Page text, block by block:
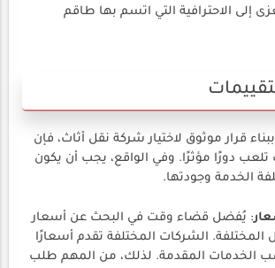
إلى الاحترافية التي اتسم بها طاقم
قرار موثوق لاختيار شركة نقل أثاث، فإن
تلعب دورًا مؤثرًا. وفي الواقع، يجب أن يكون
الخدمة وجودتها.
: يُفضل قضاء وقت في البحث عن أسعار
المختلفة. الشركات المختلفة تقدم أسعارًا
الخدمات المقدمة. لذلك، من المهم طلب